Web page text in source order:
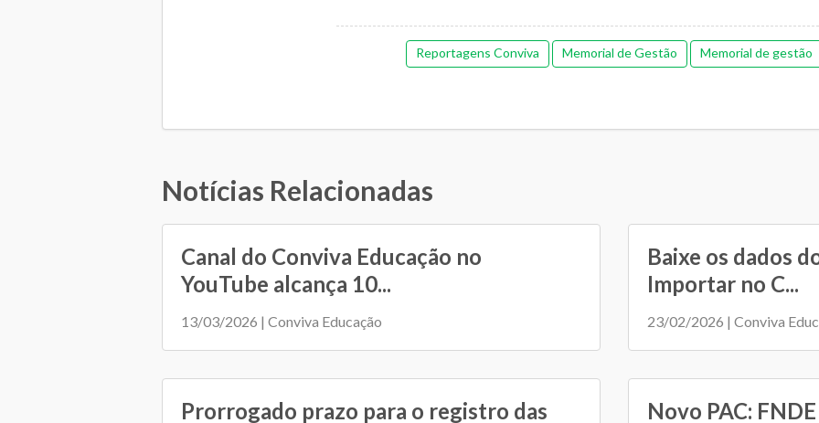
Reportagens Conviva Memorial de Gestão Memorial de gestão
Notícias Relacionadas
Canal do Conviva Educação no
YouTube alcança 10...
13/03/2026 | Conviva Educação
Baixe os dados
Importar no C...
23/02/2026 | Conviva
Prorrogado prazo para o registro das Novo PAC: